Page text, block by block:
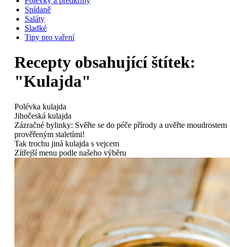
Snídaně
Saláty
Sladké
Tipy pro vaření
Recepty obsahující štítek:
"Kulajda"
Polévka kulajda
Jihočeská kulajda
Zázračné bylinky: Svěřte se do péče přírody a uvěřte moudrostem
prověřeným staletími!
Tak trochu jiná kulajda s vejcem
Zítřejší menu podle našeho výběru